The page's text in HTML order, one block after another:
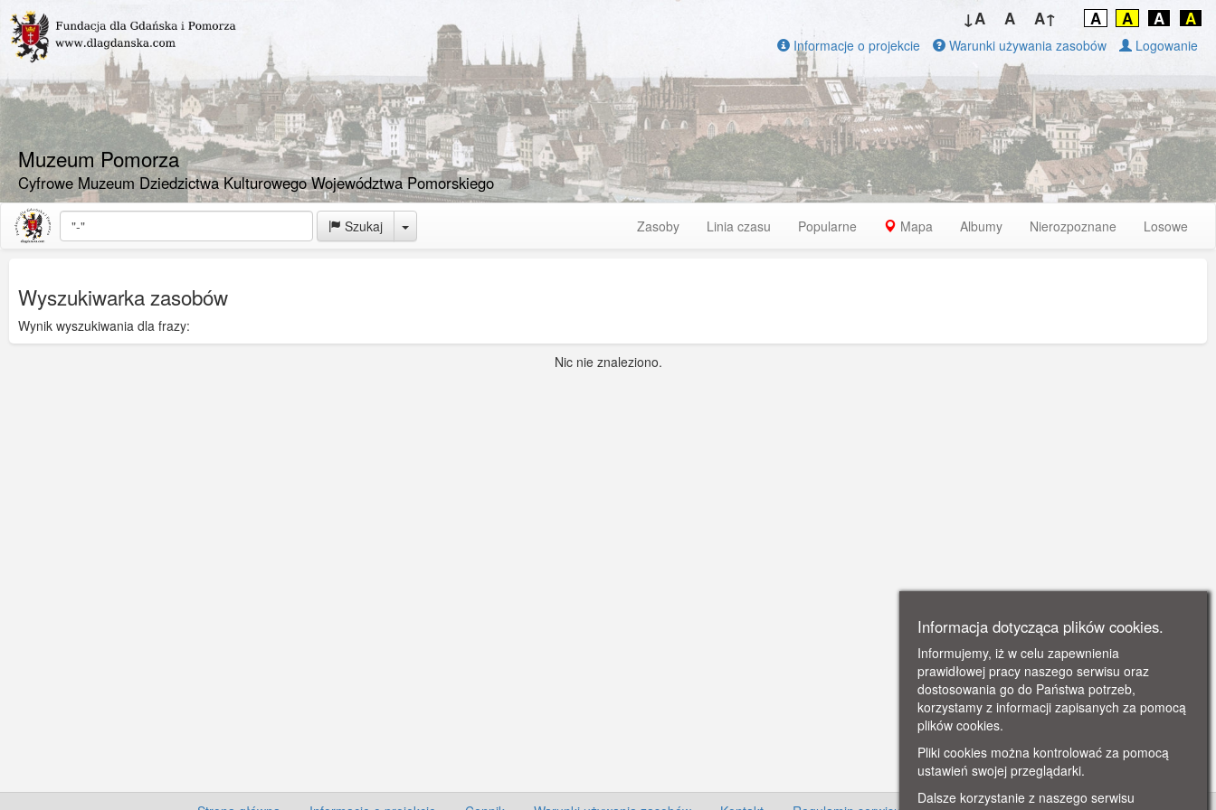
Muzeum Pomorza
Cyfrowe Muzeum Dziedzictwa Kulturowego Województwa Pomorskiego
↓A A A↑ A A A A
Informacje o projekcie Warunki używania zasobów Logowanie
Szukaj Toggle Dropdown Zasoby Linia czasu Popularne Mapa Albumy Nierozpoznane Losowe
Wyszukiwarka zasobów
Wynik wyszukiwania dla frazy:
Nic nie znaleziono.
Informacja dotycząca plików cookies.
Informujemy, iż w celu zapewnienia
prawidłowej pracy naszego serwisu oraz
dostosowania go do Państwa potrzeb,
korzystamy z informacji zapisanych za pomocą
plików cookies.
Pliki cookies można kontrolować za pomocą
ustawień swojej przeglądarki.
Dalsze korzystanie z naszego serwisu